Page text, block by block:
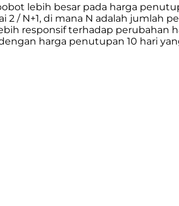
lebih besar pada harga
/ N+1​, di mana N adalah jumlah
responsif terhadap perubahan
harga penutupan 10 hari